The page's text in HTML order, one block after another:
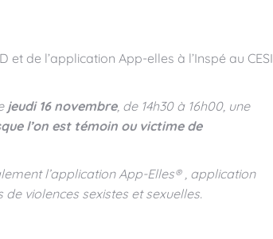
de l’application App-elles à l’Inspé au CESI
jeudi 16 novembre, de 14h30 à 16h00, une
l’on est témoin ou victime de
l’application App-Elles® , application
violences sexistes et sexuelles.